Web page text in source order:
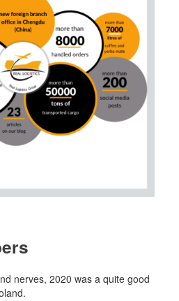
nerves, 2020 was a quite good